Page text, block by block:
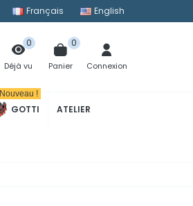
Français English
Déjà vu
0
Panier
0
Connexion
GOTTI
Nouveau !
ATELIER